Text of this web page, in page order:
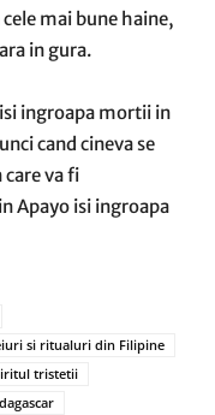
mai bune haine,
in gura.
ingroapa mortii in
cand cineva se
va fi
Apayo isi ingroapa
si ritualuri din Filipine
tristetii